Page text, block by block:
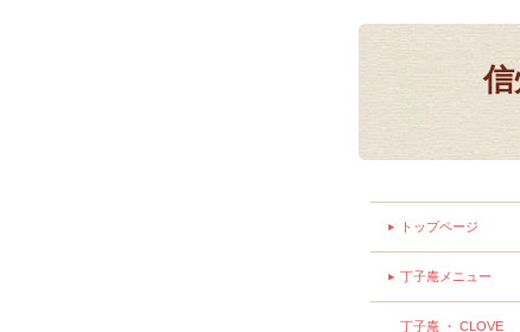
トップページ
丁子庵メニュー
丁子庵 ・ CLOVE